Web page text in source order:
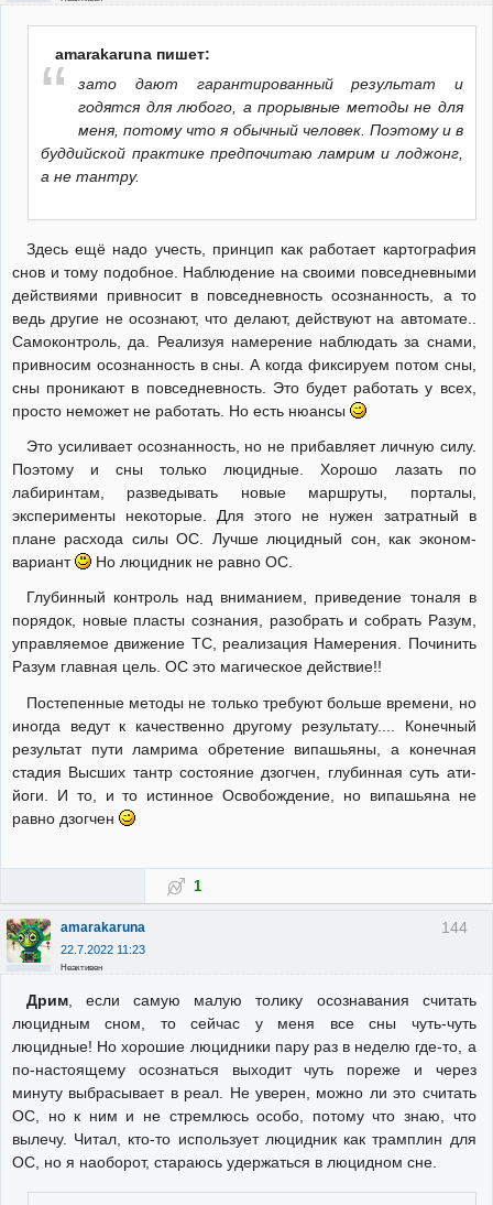
amarakaruna пишет:
зато дают гарантированный результат и
годятся для любого, а прорывные методы не для
меня, потому что я обычный человек. Поэтому и в
буддийской практике предпочитаю ламрим и лоджонг,
а не тантру.
Здесь ещё надо учесть, принцип как работает картография
снов и тому подобное. Наблюдение на своими повседневными
действиями привносит в повседневность осознанность, а то
ведь другие не осознают, что делают, действуют на автомате..
Самоконтроль, да. Реализуя намерение наблюдать за снами,
привносим осознанность в сны. А когда фиксируем потом сны,
сны проникают в повседневность. Это будет работать у всех,
просто неможет не работать. Но есть нюансы
Это усиливает осознанность, но не прибавляет личную силу.
Поэтому и сны только люцидные. Хорошо лазать по
лабиринтам, разведывать новые маршруты, порталы,
эксперименты некоторые. Для этого не нужен затратный в
плане расхода силы ОС. Лучше люцидный сон, как эконом-
вариант
Но люцидник не равно ОС.
Глубинный контроль над вниманием, приведение тоналя в
порядок, новые пласты сознания, разобрать и собрать Разум,
управляемое движение ТС, реализация Намерения. Починить
Разум главная цель. ОС это магическое действие!!
Постепенные методы не только требуют больше времени, но
иногда ведут к качественно другому результату.... Конечный
результат пути ламрима обретение випашьяны, а конечная
стадия Высших тантр состояние дзогчен, глубинная суть ати-
йоги. И то, и то истинное Освобождение, но випашьяна не
равно дзогчен
1
144
amarakaruna
22.7.2022 11:23
Неактивен
Дрим, если самую малую толику осознавания считать
люцидным сном, то сейчас у меня все сны чуть-чуть
люцидные! Но хорошие люцидники пару раз в неделю где-то, а
по-настоящему осознаться выходит чуть пореже и через
минуту выбрасывает в реал. Не уверен, можно ли это считать
ОС, но к ним и не стремлюсь особо, потому что знаю, что
вылечу. Читал, кто-то использует люцидник как трамплин для
ОС, но я наоборот, стараюсь удержаться в люцидном сне.